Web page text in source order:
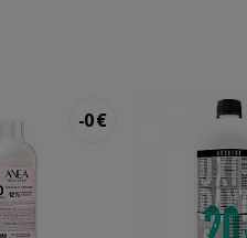
-0 €